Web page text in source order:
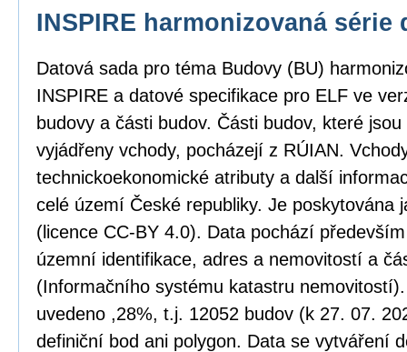
INSPIRE harmonizovaná série
Datová sada pro téma Budovy (BU)
INSPIRE a datové specifikace pro ELF ve
budovy a části budov. Části budov, které
vyjádřeny vchody, pocházejí z RÚIAN.
technickoekonomické atributy a další
celé území České republiky. Je poskytována
(licence CC-BY 4.0). Data pochází
územní identifikace, adres a nemovitostí a
(Informačního systému katastru
uvedeno ,28%, t.j. 12052 budov (k 27. 07.
definiční bod ani polygon. Data se vytváření